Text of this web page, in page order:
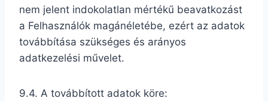
nem jelent indokolatlan mértékű beavatkozást
a Felhasználók magánéletébe, ezért az adatok
továbbítása szükséges és arányos
adatkezelési művelet.
9.4. A továbbított adatok köre: